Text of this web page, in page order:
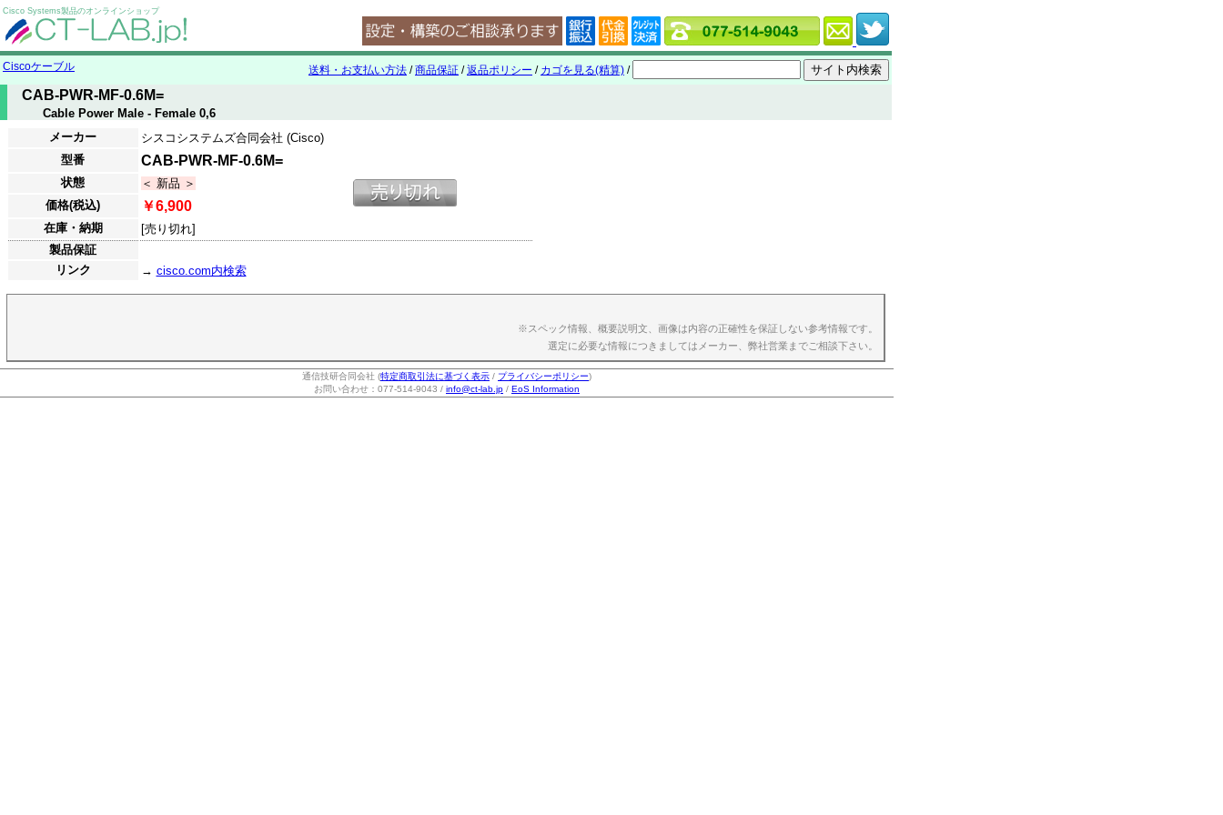
Cisco Systems製品のオンラインショップ
Ciscoケーブル 送料・お支払い方法 /商品保証 /返品ポリシー / カゴを見る(精算) /
CAB-PWR-MF-0.6M=
Cable Power Male - Female 0,6
メーカー
シスコシステムズ合同会社 (Cisco)
型番
CAB-PWR-MF-0.6M=
状態
＜ 新品 ＞
価格(税込)
￥6,900
在庫・納期
[売り切れ]
製品保証
リンク
→ cisco.com内検索
※スペック情報、概要説明文、画像は内容の正確性を保証しない参考情報です。
選定に必要な情報につきましてはメーカー、弊社営業までご相談下さい。
通信技研合同会社 (特定商取引法に基づく表示 / プライバシーポリシー)
お問い合わせ：077-514-9043 / info@ct-lab.jp / EoS Information